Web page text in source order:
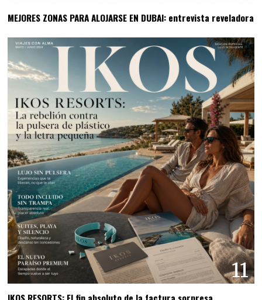
MEJORES ZONAS PARA ALOJARSE EN DUBAI: entrevista reveladora
11